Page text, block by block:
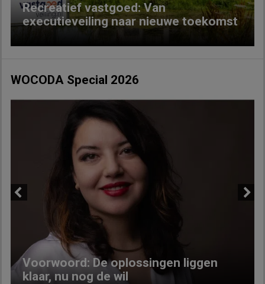
Recreatief vastgoed: Van
executieveiling naar nieuwe toekomst
WOCODA Special 2026
Voorwoord: De oplossingen liggen
klaar, nu nog de wil